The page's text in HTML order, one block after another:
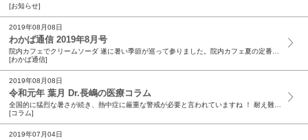
[お知らせ]
2019年08月08日
わかば通信 2019年8月号
[わかば通信]
2019年08月08日
令和元年 葉月 Dr.長嶋の医療コラム
[コラム]
2019年07月04日